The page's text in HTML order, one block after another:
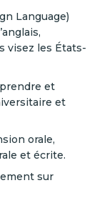
Language)
visez les États-
et
et
orale,
et écrite.
sur